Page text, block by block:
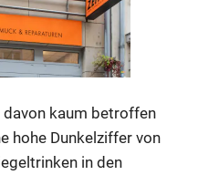
davon kaum betroffen
hohe Dunkelziffer von
in den